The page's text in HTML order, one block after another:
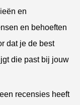
en
en behoeften
dat je de best
die past bij jouw
recensies heeft